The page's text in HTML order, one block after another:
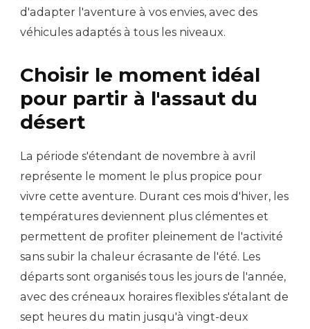
d'adapter l'aventure à vos envies, avec des
véhicules adaptés à tous les niveaux.
Choisir le moment idéal
pour partir à l'assaut du
désert
La période s'étendant de novembre à avril
représente le moment le plus propice pour
vivre cette aventure. Durant ces mois d'hiver, les
températures deviennent plus clémentes et
permettent de profiter pleinement de l'activité
sans subir la chaleur écrasante de l'été. Les
départs sont organisés tous les jours de l'année,
avec des créneaux horaires flexibles s'étalant de
sept heures du matin jusqu'à vingt-deux